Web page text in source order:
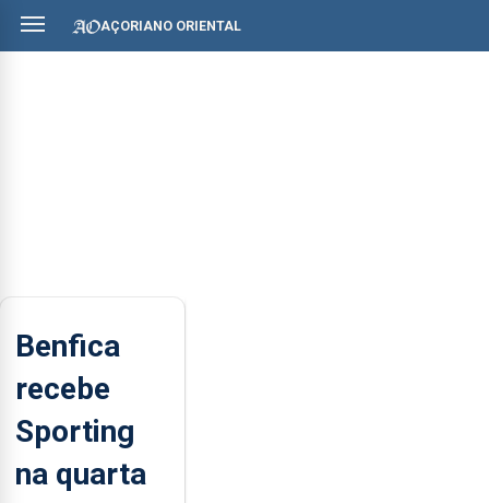
AÇORIANO ORIENTAL
Benfica
recebe
Sporting
na quarta